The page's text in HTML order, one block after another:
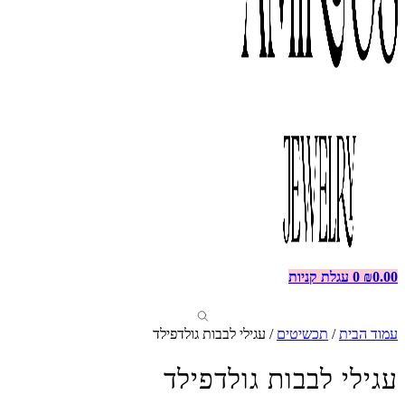
₪0.00
0 עגלת קניות
עמוד הבית/ תכשיטים / עגילי לבבות גולדפילד
עגילי לבבות גולדפילד